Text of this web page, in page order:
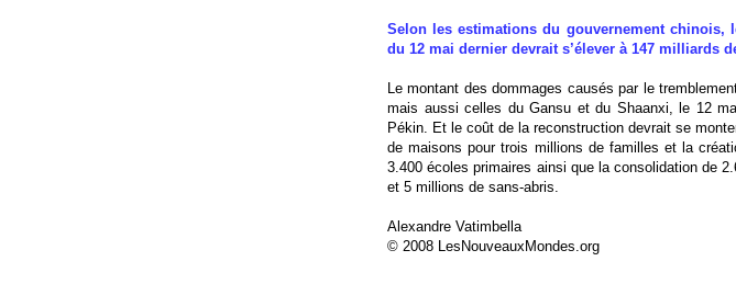
Selon les estimations du gouvernement chinois,
du 12 mai dernier devrait s’élever à 147 milliards
Le montant des dommages causés par le
mais aussi celles du Gansu et du Shaanxi, le 12
Pékin. Et le coût de la reconstruction devrait se
de maisons pour trois millions de familles et la
3.400 écoles primaires ainsi que la consolidation de
et 5 millions de sans-abris.
Alexandre Vatimbella
© 2008 LesNouveauxMondes.org